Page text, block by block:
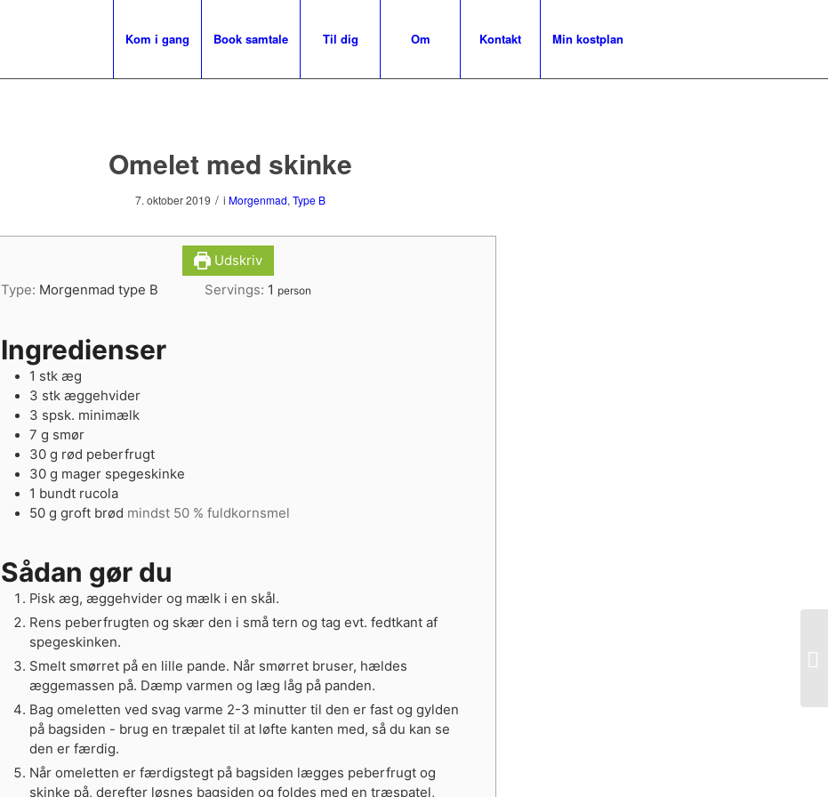
Kom i gang Book samtale Til dig Om Kontakt Min kostplan
Omelet med skinke
7. oktober 2019 / i Morgenmad, Type B
Omelet med skinke - B
Udskriv
Type: Morgenmad type B Servings: 1 person
Ingredienser
1 stk æg
3 stk æggehvider
3 spsk. minimælk
7 g smør
30 g rød peberfrugt
30 g mager spegeskinke
1 bundt rucola
50 g groft brød mindst 50 % fuldkornsmel
Sådan gør du
Pisk æg, æggehvider og mælk i en skål.
Rens peberfrugten og skær den i små tern og tag evt. fedtkant af
spegeskinken.
Smelt smørret på en lille pande. Når smørret bruser, hældes
æggemassen på. Dæmp varmen og læg låg på panden.
Bag omeletten ved svag varme 2-3 minutter til den er fast og gylden
på bagsiden - brug en træpalet til at løfte kanten med, så du kan se
den er færdig.
Når omeletten er færdigstegt på bagsiden lægges peberfrugt og
skinke på, derefter løsnes bagsiden og foldes med en træspatel,